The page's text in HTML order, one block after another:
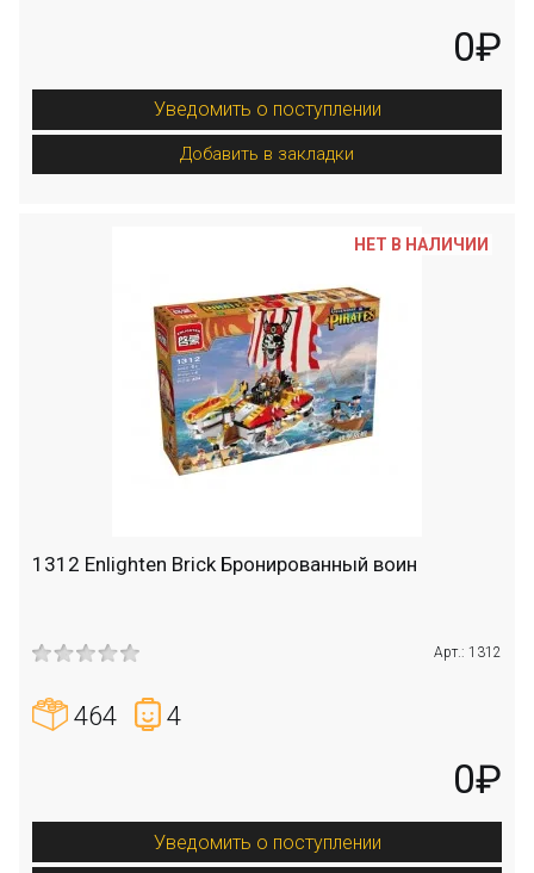
0₽
Уведомить о поступлении
Добавить в закладки
1312 Enlighten Brick Бронированный воин
Арт.: 1312
464 4
0₽
Уведомить о поступлении
НЕТ В НАЛИЧИИ